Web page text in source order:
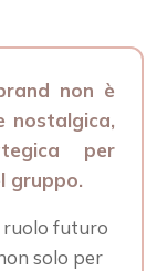
non è
nostalgica,
per
gruppo.
ruolo futuro
solo per